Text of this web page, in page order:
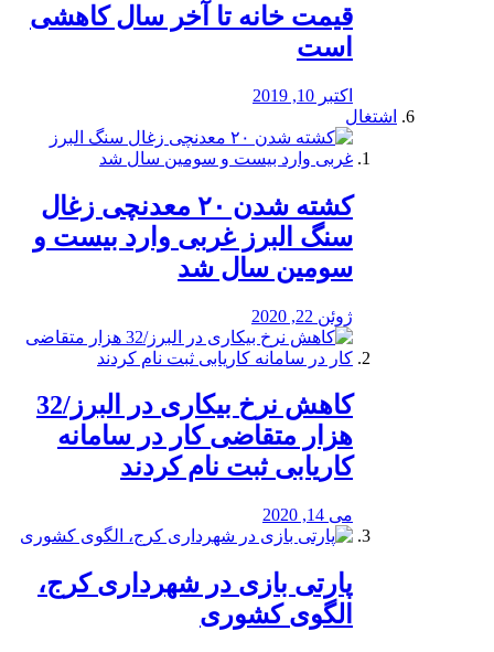
قیمت خانه تا آخر سال کاهشی
است
اکتبر 10, 2019
اشتغال
کشته شدن ۲۰ معدنچی زغال
سنگ البرز غربی وارد بیست و
سومین سال شد
ژوئن 22, 2020
کاهش نرخ بیکاری در البرز/32
هزار متقاضی کار در سامانه
کاریابی ثبت نام کردند
می 14, 2020
پارتی بازی در شهرداری کرج،
الگوی کشوری